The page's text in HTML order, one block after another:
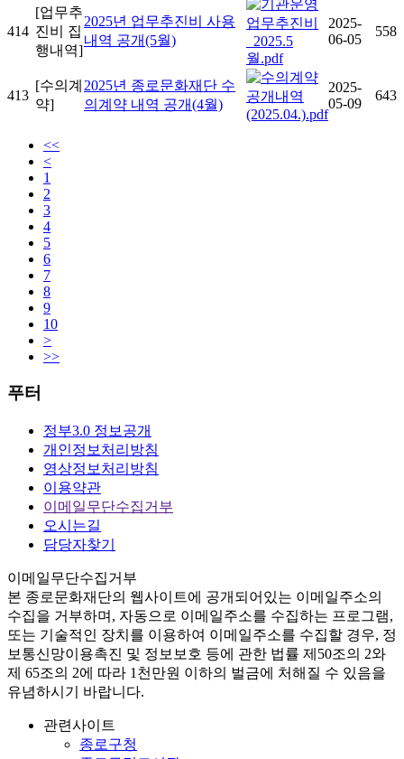
414
[업무추
진비 집
행내역]
2025년 업무추진비 사용
내역 공개(5월)
2025-
06-05
558
413
[수의계
약]
2025년 종로문화재단 수
의계약 내역 공개(4월)
2025-
05-09
643
<<
<
1
2
3
4
5
6
7
8
9
10
>
>>
푸터
정부3.0 정보공개
개인정보처리방침
영상정보처리방침
이용약관
이메일무단수집거부
오시는길
담당자찾기
이메일무단수집거부
본 종로문화재단의 웹사이트에 공개되어있는 이메일주소의
수집을 거부하며, 자동으로 이메일주소를 수집하는 프로그램,
또는 기술적인 장치를 이용하여 이메일주소를 수집할 경우, 정
보통신망이용촉진 및 정보보호 등에 관한 법률 제50조의 2와
제 65조의 2에 따라 1천만원 이하의 벌금에 처해질 수 있음을
유념하시기 바랍니다.
관련사이트
종로구청